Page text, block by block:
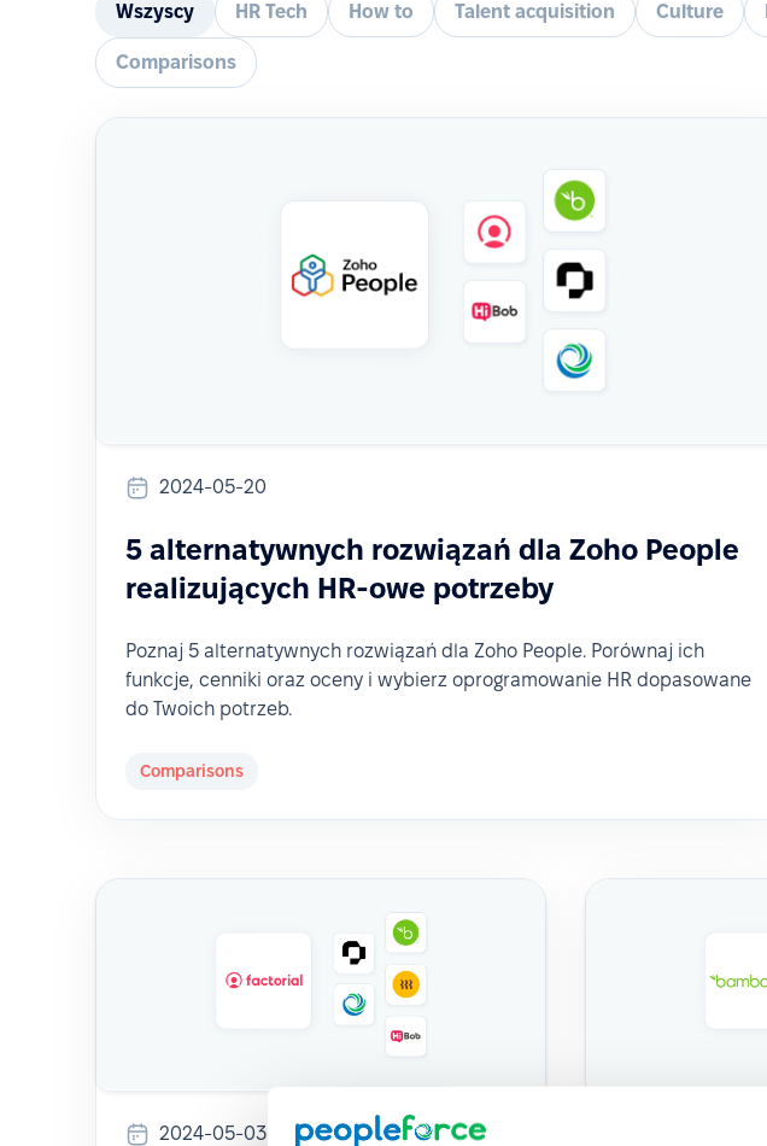
Wszyscy HR Tech How to Talent acquisition Culture
Comparisons
2024-05-20
5 alternatywnych rozwiązań dla Zoho People
realizujących HR-owe potrzeby
Poznaj 5 alternatywnych rozwiązań dla Zoho People. Porównaj ich
funkcje, cenniki oraz oceny i wybierz oprogramowanie HR dopasowane
do Twoich potrzeb.
Comparisons
2024-05-03